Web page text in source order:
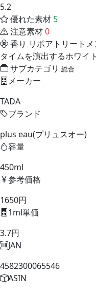
5.2
優れた素材 5
注意素材0
香り リポアトリート
タイムを演出するホワイ
サブカテゴリ 総合
メーカー
TADA
ブランド
plus eau(プリュスオー)
容量
450ml
参考価格
1650円
1ml単価
3.7円
JAN
4582300065546
ASIN